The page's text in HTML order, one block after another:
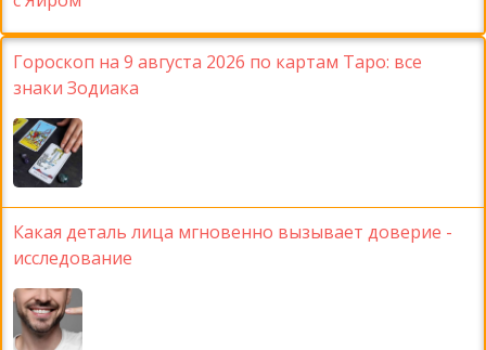
Гороскоп на 9 августа 2026 по картам Таро: все
знаки Зодиака
Какая деталь лица мгновенно вызывает доверие -
исследование